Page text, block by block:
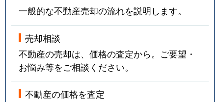
一般的な不動産売却の流れを説明します。
売却相談
不動産の売却は、価格の査定から。ご要望・
お悩み等をご相談ください。
不動産の価格を査定